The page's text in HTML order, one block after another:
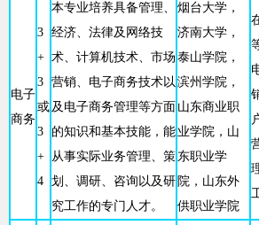
电子
商务
3
+
3
或
3
+
4
本专业培养具备管理、
经济、法律及网络技
术、计算机技术、市场
营销、电子商务技术以
及电子商务管理等方面
的知识和基本技能，能
从事实际业务管理、策
划、调研、咨询以及研
究工作的专门人才。
烟台大学，
济南大学，
泰山学院，
滨州学院，
山东商业职
业学院，山
东职业学
院，山东外
供职业学院